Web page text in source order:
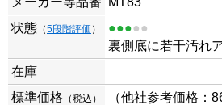
状態 （5段階評価 ） ●●●●●
裏側底に若干汚れア
在庫
標準価格 （税込） （他社参考価格：